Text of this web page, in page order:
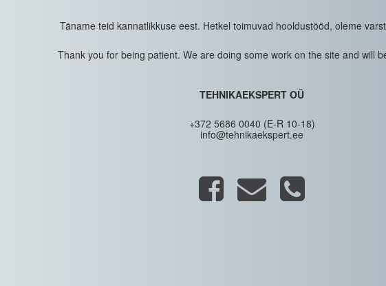
Täname teid kannatlikkuse eest. Hetkel toimuvad hooldustööd, oleme
Thank you for being patient. We are doing some work on the site and will
TEHNIKAEKSPERT OÜ
+372 5686 0040 (E-R 10-18)
info@tehnikaekspert.ee